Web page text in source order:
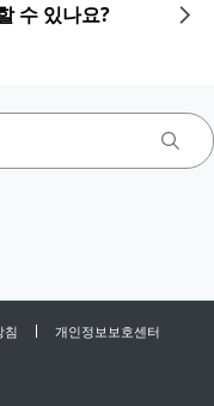
수 있나요?
침 개인정보보호센터